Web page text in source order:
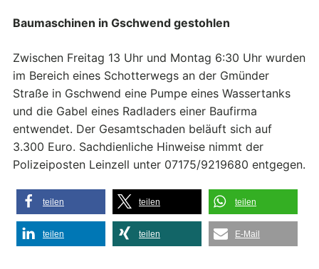
Baumaschinen in Gschwend gestohlen
Zwischen Freitag 13 Uhr und Montag 6:30 Uhr wurden
im Bereich eines Schotterwegs an der Gmünder
Straße in Gschwend eine Pumpe eines Wassertanks
und die Gabel eines Radladers einer Baufirma
entwendet. Der Gesamtschaden beläuft sich auf
3.300 Euro. Sachdienliche Hinweise nimmt der
Polizeiposten Leinzell unter 07175/9219680 entgegen.
teilen teilen teilen
teilen teilen E-Mail